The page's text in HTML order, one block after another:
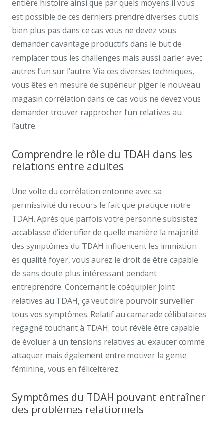
entière histoire ainsi que par quels moyens il vous
est possible de ces derniers prendre diverses outils
bien plus pas dans ce cas vous ne devez vous
demander davantage productifs dans le but de
remplacer tous les challenges mais aussi parler avec
autres l’un sur l’autre. Via ces diverses techniques,
vous êtes en mesure de supérieur piger le nouveau
magasin corrélation dans ce cas vous ne devez vous
demander trouver rapprocher l’un relatives au
l’autre.
Comprendre le rôle du TDAH dans les
relations entre adultes
Une volte du corrélation entonne avec sa
permissivité du recours le fait que pratique notre
TDAH. Après que parfois votre personne subsistez
accablasse d’identifier de quelle manière la majorité
des symptômes du TDAH influencent les immixtion
ès qualité foyer, vous aurez le droit de être capable
de sans doute plus intéressant pendant
entreprendre. Concernant le coéquipier joint
relatives au TDAH, ça veut dire pourvoir surveiller
tous vos symptômes. Relatif au camarade célibataires
regagné touchant à TDAH, tout révèle être capable
de évoluer à un tensions relatives au exaucer comme
attaquer mais également entre motiver la gente
féminine, vous en féliceiterez.
Symptômes du TDAH pouvant entraîner
des problèmes relationnels